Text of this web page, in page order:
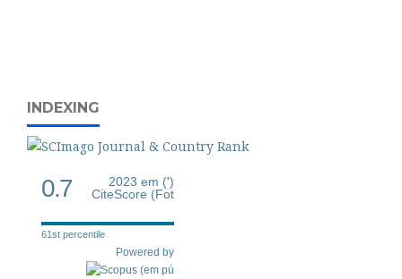
INDEXING
0.7
2023 em (')
CiteScore (Fot
61st percentile
Powered by